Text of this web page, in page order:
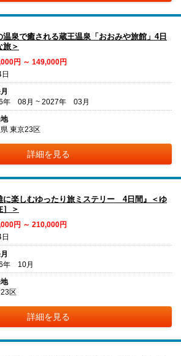
温泉で癒される蔵王温泉「おおみや旅館」4日
旅＞
円 ～ 149,000円
年 08月 ~ 2027年 03月
東京23区
詳細を見る
に楽しむゆったり旅ミステリー 4日間』＜ゆ
＞
円 ～ 210,000円
年 10月
区
詳細を見る